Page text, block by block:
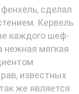
сделал
Кервель
каждого шеф-
нежная мягкая
известных
же является